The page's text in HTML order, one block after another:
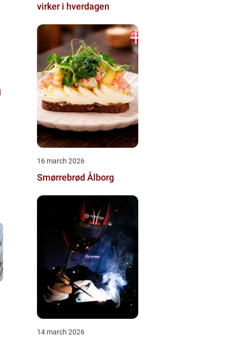
virker i hverdagen
16 march 2026
Smørrebrød Ålborg
14 march 2026